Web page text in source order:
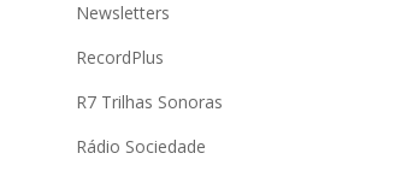
Newsletters
RecordPlus
R7 Trilhas Sonoras
Rádio Sociedade